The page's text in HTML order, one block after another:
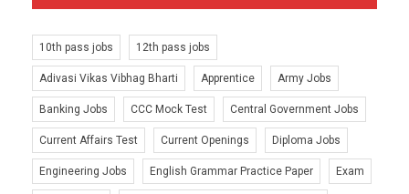
10th pass jobs 12th pass jobs
Adivasi Vikas Vibhag Bharti Apprentice Army Jobs
Banking Jobs CCC Mock Test Central Government Jobs
Current Affairs Test Current Openings Diploma Jobs
Engineering Jobs English Grammar Practice Paper Exam